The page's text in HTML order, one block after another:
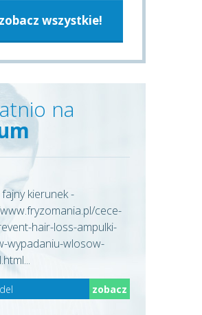
zobacz wszystkie!
na
kierunek -
cece-
hair-loss-ampulki-
wypadaniu-wlosow-
zobacz